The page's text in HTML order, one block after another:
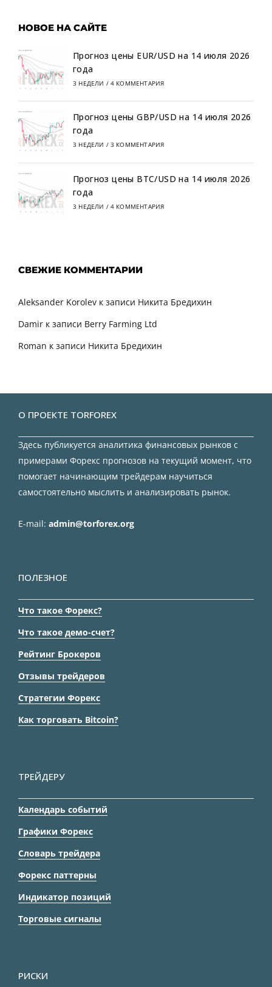
НОВОЕ НА САЙТЕ
Прогноз цены EUR/USD на 14 июля 2026
года
3 НЕДЕЛИ / 4 КОММЕНТАРИЯ
Прогноз цены GBP/USD на 14 июля 2026
года
3 НЕДЕЛИ / 3 КОММЕНТАРИЯ
Прогноз цены BTC/USD на 14 июля 2026
года
3 НЕДЕЛИ / 4 КОММЕНТАРИЯ
СВЕЖИЕ КОММЕНТАРИИ
Aleksander Korolev к записи Никита Бредихин
Damir к записи Berry Farming Ltd
Roman к записи Никита Бредихин
О ПРОЕКТЕ TORFOREX
Здесь публикуется аналитика финансовых рынков с
примерами Форекс прогнозов на текущий момент, что
помогает начинающим трейдерам научиться
самостоятельно мыслить и анализировать рынок.
E-mail: admin@torforex.org
ПОЛЕЗНОЕ
Что такое Форекс?
Что такое демо-счет?
Рейтинг Брокеров
Отзывы трейдеров
Стратегии Форекс
Как торговать Bitcoin?
ТРЕЙДЕРУ
Календарь событий
Графики Форекс
Словарь трейдера
Форекс паттерны
Индикатор позиций
Торговые сигналы
РИСКИ